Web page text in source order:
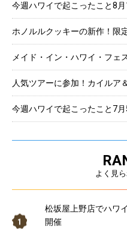
今週ハワイで起こったこと8月
ホノルルクッキーの新作！限
メイド・イン・ハワイ・フェ
人気ツアーに参加！カイルア
今週ハワイで起こったこと7月
よく見
松坂屋上野店でハワ
開催